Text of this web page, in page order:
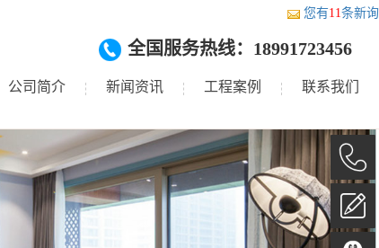
您有11条新
公司简介 新闻资讯 工程案例 联系我们
全国服务热线：18991723456